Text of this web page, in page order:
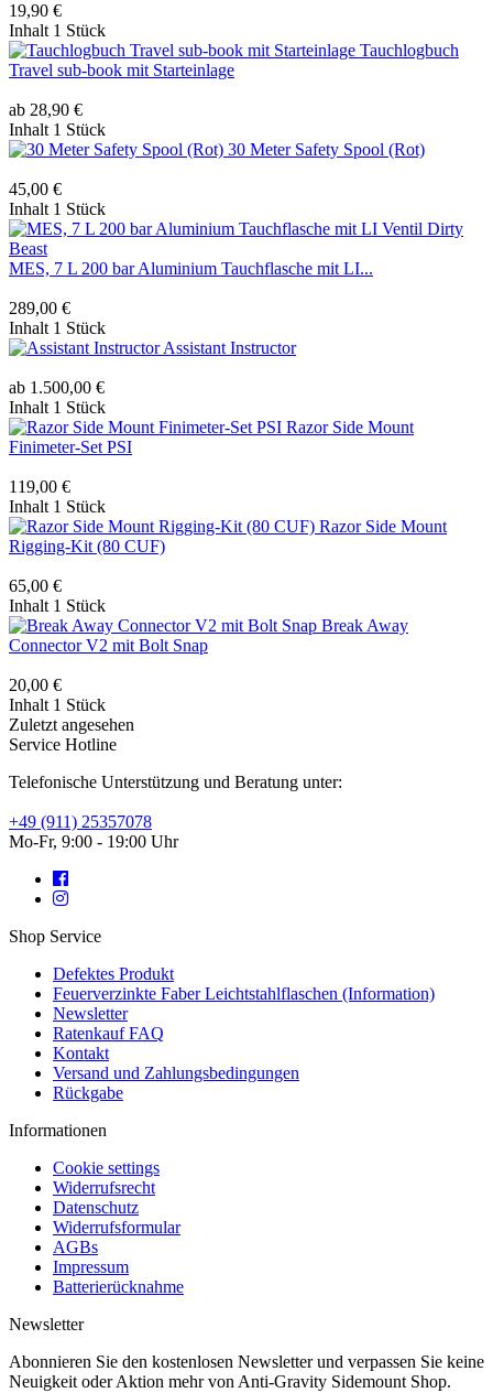
19,90 €
Inhalt 1 Stück
Tauchlogbuch
Travel sub-book mit Starteinlage
ab 28,90 €
Inhalt 1 Stück
30 Meter Safety Spool (Rot)
45,00 €
Inhalt 1 Stück
MES, 7 L 200 bar Aluminium Tauchflasche mit LI...
289,00 €
Inhalt 1 Stück
Assistant Instructor
ab 1.500,00 €
Inhalt 1 Stück
Razor Side Mount
Finimeter-Set PSI
119,00 €
Inhalt 1 Stück
Razor Side Mount
Rigging-Kit (80 CUF)
65,00 €
Inhalt 1 Stück
Break Away
Connector V2 mit Bolt Snap
20,00 €
Inhalt 1 Stück
Zuletzt angesehen
Service Hotline
Telefonische Unterstützung und Beratung unter:
+49 (911) 25357078
Mo-Fr, 9:00 - 19:00 Uhr
Shop Service
Defektes Produkt
Feuerverzinkte Faber Leichtstahlflaschen (Information)
Newsletter
Ratenkauf FAQ
Kontakt
Versand und Zahlungsbedingungen
Rückgabe
Informationen
Cookie settings
Widerrufsrecht
Datenschutz
Widerrufsformular
AGBs
Impressum
Batterierücknahme
Newsletter
Abonnieren Sie den kostenlosen Newsletter und verpassen Sie keine
Neuigkeit oder Aktion mehr von Anti-Gravity Sidemount Shop.